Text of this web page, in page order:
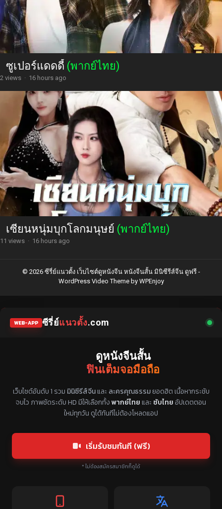
ซูเปอร์แดดดี้ (พากย์ไทย)
2 views · 16 hours ago
เซียนหนุ่มบุกโลกมนุษย์ (พากย์ไทย)
11 views · 16 hours ago
© 2026 ซีรี่ย์แนวตั้ง เว็บไซต์ดูหนังจีน หนังจีนสั้น มินิซีรีส์จีน ดูฟรี -
WordPress Video Themeby WPEnjoy
WEB-APP ซีรี่ย์แนวตั้ง.com
ดูหนังจีนสั้น
ฟินเต็มจอมือถือ
แหล่งรวมซีรี่ย์จีนแนวตั้ง พากย์ไทย ซับไทย
เว็บไซต์อันดับ 1 รวม มินิซีรีส์จีนและ ละครคุณธรรมยอดฮิต เนื้อหากระชับ
จบไว ภาพชัดระดับ HD มีให้เลือกทั้งพากย์ไทยและ ซับไทยอัปเดตตอน
ใหม่ทุกวัน ดูได้ทันทีไม่ต้องโหลดแอป
เริ่มรับชมทันที (ฟรี)
* ไม่ต้องสมัครสมาชิกก็ดูได้